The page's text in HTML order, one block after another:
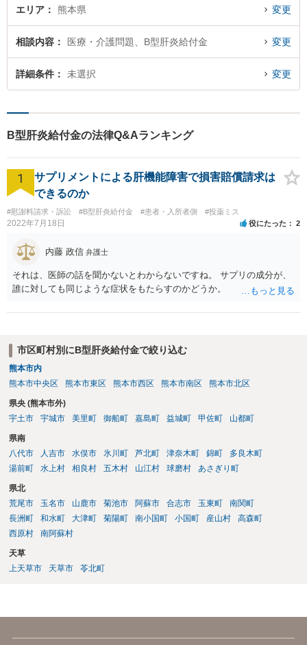
エリア 熊本県 変更
相談内容 医療・介護問題、B型肝炎給付金 変更
詳細条件 未選択 変更
B型肝炎給付金の法律Q&Aランキング
1
サプリメントによる肝機能障害で損害賠償請求は
できるのか
#慰謝料請求・訴訟 #B型肝炎給付金 #患者・入所者側 #投薬ミス
2022年7月18日 役にたった 2
内藤 政信 弁護士
それは、医師の話を聞かないとわからないですね。 サプリの成分が、
誰に対しても同じような症状をもたらすのかどうか。
市区町村別にB型肝炎給付金で絞り込む
熊本市内
熊本市中央区
熊本市東区 熊本市西区 熊本市南区 熊本市北区
県央 (熊本市外)
宇土市
宇城市 美里町 御船町 嘉島町 益城町 甲佐町 山都町
県南
八代市
人吉市 水俣市 氷川町 芦北町 津奈木町 錦町
多良木町
湯前町
水上村 相良村 五木村 山江村 球磨村 あさぎり町
県北
荒尾市
玉名市 山鹿市 菊池市 阿蘇市 合志市 玉東町
南関町
長洲町
和水町 大津町 菊陽町 南小国町 小国町 産山村
高森町
西原村
南阿蘇村
天草
上天草市
天草市 苓北町